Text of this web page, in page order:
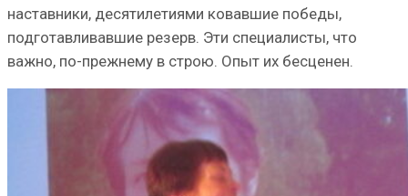
наставники, десятилетиями ковавшие победы,
подготавливавшие резерв. Эти специалисты, что
важно, по-прежнему в строю. Опыт их бесценен.